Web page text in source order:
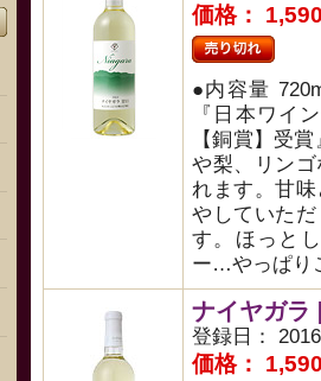
価格：
●内容量
『日本ワイ
【銅賞】受
や梨、リン
れます。甘
やしていた
す。ほっと
ー…やっぱり
ナイヤガラ
登録日：
価格：